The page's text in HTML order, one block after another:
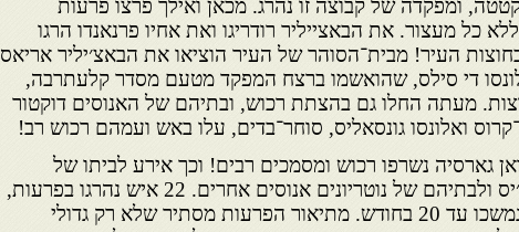
ומפקדה של קבוצה זו נהרג. מכאן ואילך פרצו פרעות
כל מעצור. את הבאצייליר רודריגו ואת אחיו פרנאנדו הרגו
העיר! מבית־הסוהר של העיר הוציאו את הבאצ׳יליר אריאס
די סילס, שהואשמו ברצח המפקד מטעם מסדר קלעתרבה,
מעתה החלו גם בהצתת רכוש, ובתיהם של האנוסים דוקטור
ואלונסו גונסאליס, סוחר־בדים, עלו באש ועמהם רכוש רב!
גארסיה נשרפו רכוש ומסמכים רבים! וכך אירע לביתו של
הנוטריון גונסאלו סנצ׳יס ולבתיהם של נוטריונים אנוסים אחרים. 22 איש נהרגו בפרעות,
שהתחילו ב־7 ביולי ונמשכו עד 20 בחודש. מתיאור הפרעות מסתיר שלא רק גדולי